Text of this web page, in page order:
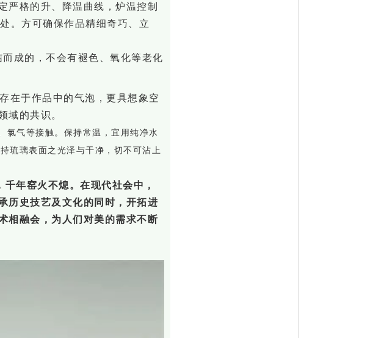
严格的升、降温曲线，炉温控制
。方可确保作品精细奇巧、立
成的，不会有褪色、氧化等老化
在于作品中的气泡，更具想象空
域的共识。
氯气等接触。保持常温，宜用纯净水
琉璃表面之光泽与干净，切不可沾上
千年窑火不熄。在现代社会中，
历史技艺及文化的同时，开拓进
相融会，为人们对美的需求不断